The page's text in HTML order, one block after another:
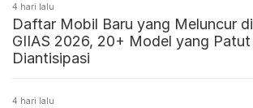
4 hari lalu
Daftar Mobil Baru yang Meluncur di
GIIAS 2026, 20+ Model yang Patut
Diantisipasi
4 hari lalu